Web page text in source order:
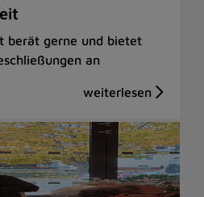
berät gerne und bietet
an